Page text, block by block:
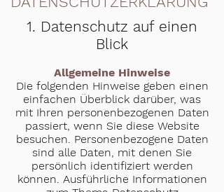
1. Datenschutz auf einen
Blick
Allgemeine Hinweise
Die folgenden Hinweise geben einen
einfachen Überblick darüber, was
mit Ihren personenbezogenen Daten
passiert, wenn Sie diese Website
besuchen. Personenbezogene Daten
sind alle Daten, mit denen Sie
persönlich identifiziert werden
können. Ausführliche Informationen